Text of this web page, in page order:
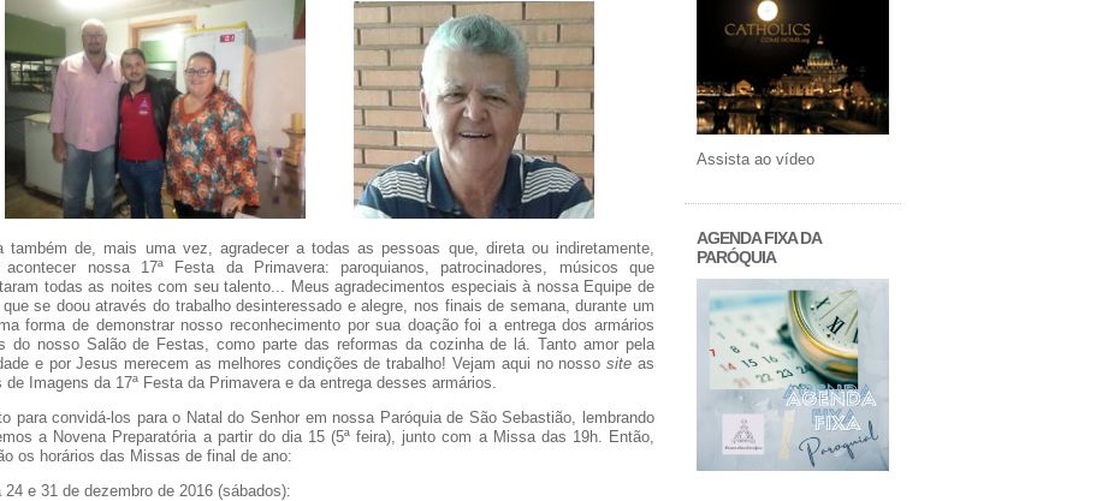
também de, mais uma vez, agradecer a todas as pessoas que, direta ou indiretamente,
acontecer nossa 17ª Festa da Primavera: paroquianos, patrocinadores, músicos que
todas as noites com seu talento... Meus agradecimentos especiais à nossa Equipe de
se doou através do trabalho desinteressado e alegre, nos finais de semana, durante um
forma de demonstrar nosso reconhecimento por sua doação foi a entrega dos armários
do nosso Salão de Festas, como parte das reformas da cozinha de lá. Tanto amor pela
e por Jesus merecem as melhores condições de trabalho! Vejam aqui no nossosite as
de Imagens da 17ª Festa da Primavera e da entrega desses armários.
para convidá-los para o Natal do Senhor em nossa Paróquia de São Sebastião, lembrando
a Novena Preparatória a partir do dia 15 (5ª feira), junto com a Missa das 19h. Então,
os horários das Missas de final de ano:
24 e 31 de dezembro de 2016 (sábados):
Assista ao vídeo
AGENDA FIXA DA
PARÓQUIA